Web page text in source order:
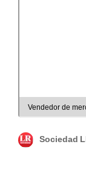
Vendedor de
Sociedad